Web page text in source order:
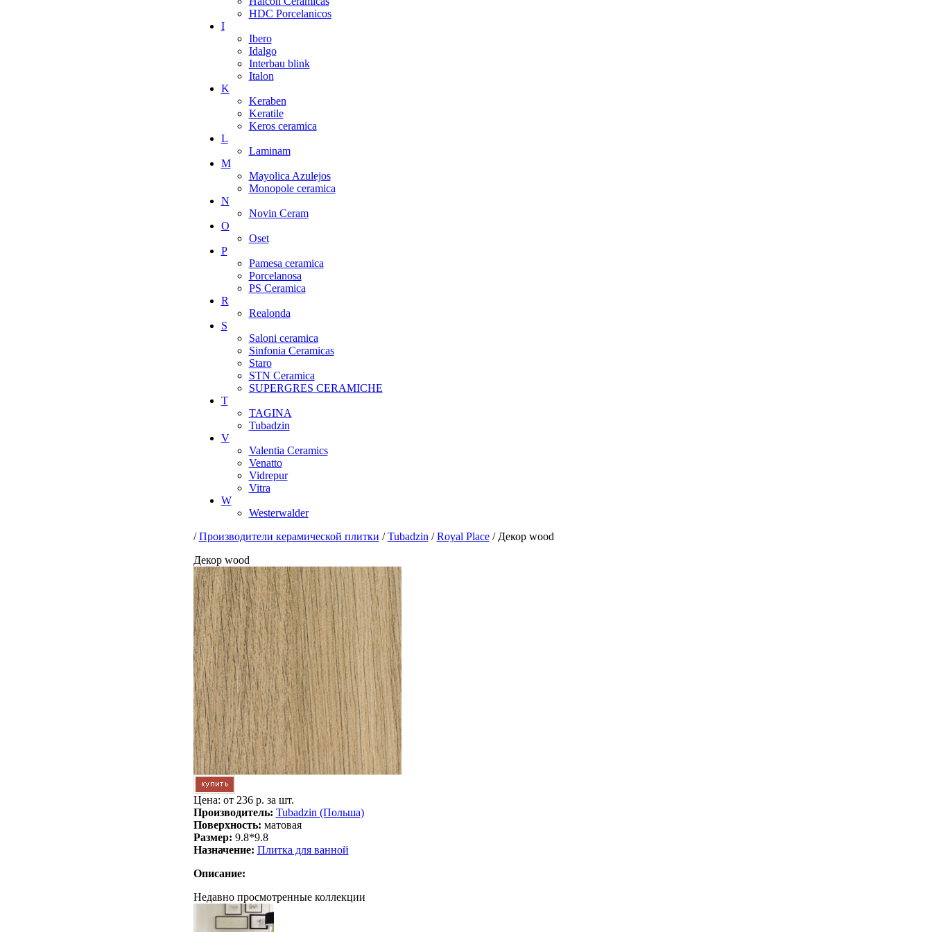
HDC Porcelanicos
I
Ibero
Idalgo
Interbau blink
Italon
K
Keraben
Keratile
Keros ceramica
L
Laminam
M
Mayolica Azulejos
Monopole ceramica
N
Novin Ceram
O
Oset
P
Pamesa ceramica
Porcelanosa
PS Ceramica
R
Realonda
S
Saloni ceramica
Sinfonia Ceramicas
Staro
STN Ceramica
SUPERGRES CERAMICHE
T
TAGINA
Tubadzin
V
Valentia Ceramics
Venatto
Vidrepur
Vitra
W
Westerwalder
/Производители керамической плитки /Tubadzin /Royal Place/ Декор wood
Декор wood
Цена: от 236 р. за шт.
Производитель: Tubadzin (Польша)
Поверхность: матовая
Размер: 9.8*9.8
Назначение: Плитка для ванной
Описание:
Недавно просмотренные коллекции